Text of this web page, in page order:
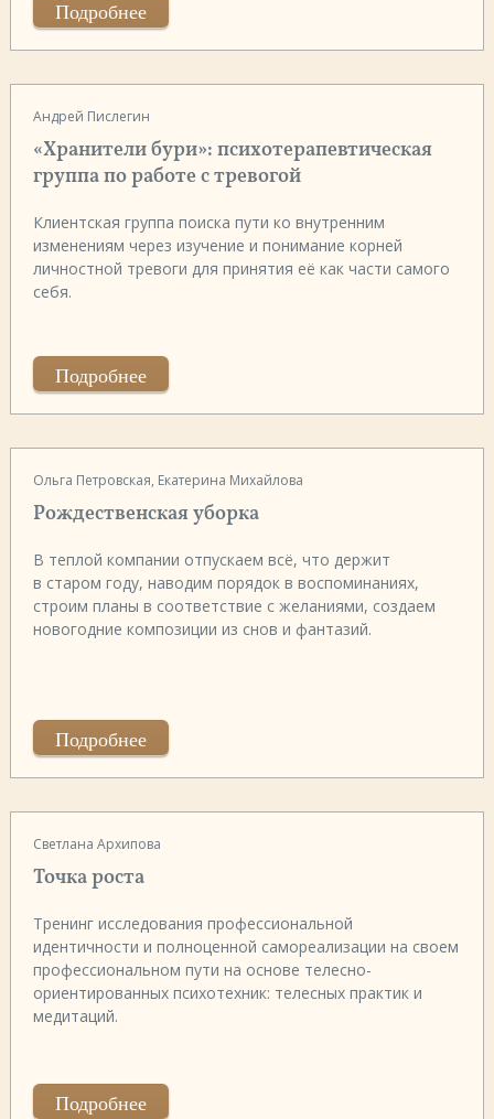
Подробнее
Андрей Пислегин
«Хранители бури»: психотерапевтическая
группа по работе с тревогой
Клиентская группа поиска пути ко внутренним
изменениям через изучение и понимание корней
личностной тревоги для принятия её как части самого
себя.
Подробнее
Ольга Петровская, Екатерина Михайлова
Рождественская уборка
В теплой компании отпускаем всё, что держит
в старом году, наводим порядок в воспоминаниях,
строим планы в соответствие с желаниями, создаем
новогодние композиции из снов и фантазий.
Подробнее
Светлана Архипова
Точка роста
Тренинг исследования профессиональной
идентичности и полноценной самореализации на своем
профессиональном пути на основе телесно-
ориентированных психотехник: телесных практик и
медитаций.
Подробнее